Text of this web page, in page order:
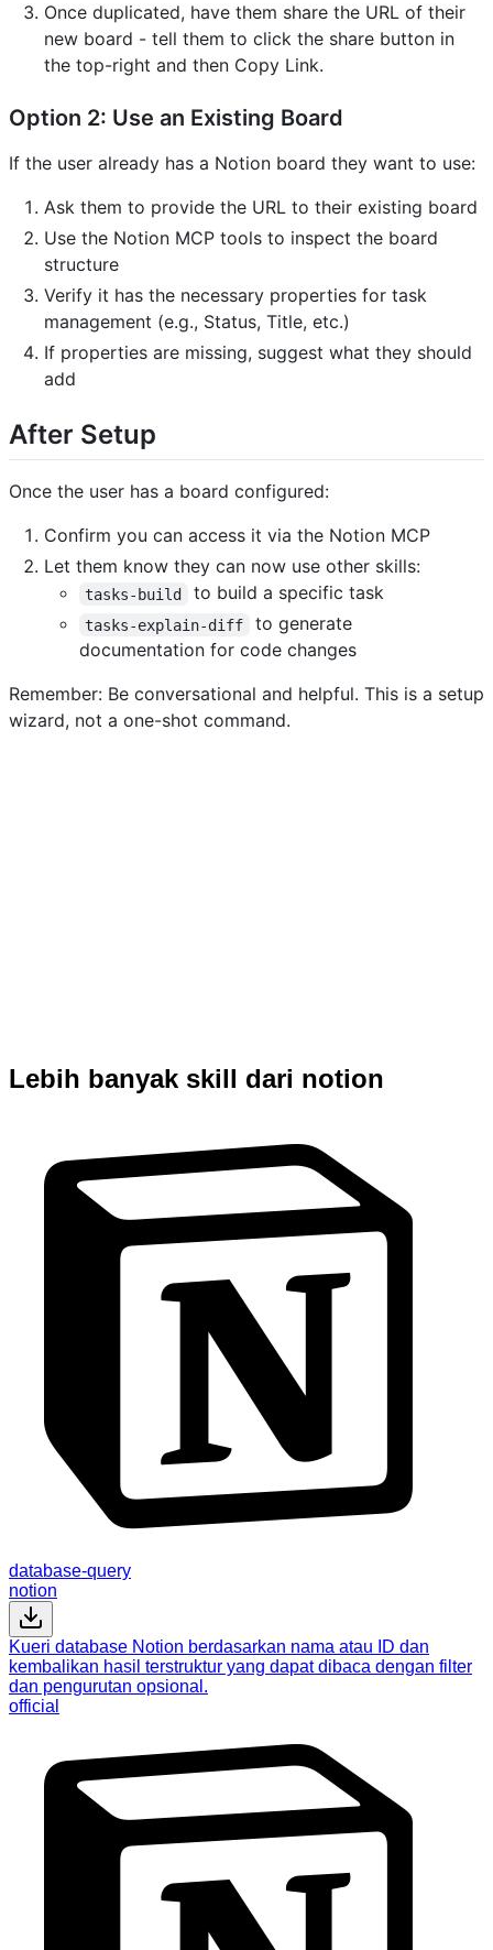
Once duplicated, have them share the URL of their
new board - tell them to click the share button in
the top-right and then Copy Link.
Option 2: Use an Existing Board
If the user already has a Notion board they want to use:
Ask them to provide the URL to their existing board
Use the Notion MCP tools to inspect the board
structure
Verify it has the necessary properties for task
management (e.g., Status, Title, etc.)
If properties are missing, suggest what they should
add
After Setup
Once the user has a board configured:
Confirm you can access it via the Notion MCP
Let them know they can now use other skills:
tasks-build to build a specific task
tasks-explain-diff
to generate
documentation for code changes
Remember: Be conversational and helpful. This is a setup
wizard, not a one-shot command.
Lebih banyak skill dari notion
database-query
notion
Kueri database Notion berdasarkan nama atau ID dan
kembalikan hasil terstruktur yang dapat dibaca dengan filter
dan pengurutan opsional.
official